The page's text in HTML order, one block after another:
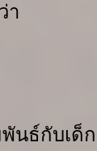
า
นธ์กับเด็